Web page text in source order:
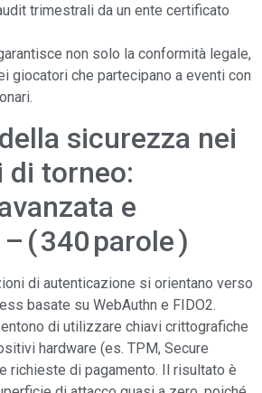
trimestrali da un ente certificato
non solo la conformità legale,
giocatori che partecipano a eventi con
sicurezza nei
di torneo:
e
( 340 parole )
di autenticazione si orientano verso
basate su WebAuthn e FIDO2.
di utilizzare chiavi crittografiche
hardware (es. TPM, Secure
richieste di pagamento. Il risultato è